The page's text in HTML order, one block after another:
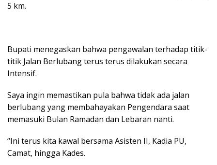
5 km.
Bupati menegaskan bahwa pengawalan terhadap titik-
titik Jalan Berlubang terus terus dilakukan secara
Intensif.
Saya ingin memastikan pula bahwa tidak ada jalan
berlubang yang membahayakan Pengendara saat
memasuki Bulan Ramadan dan Lebaran nanti.
“Ini terus kita kawal bersama Asisten II, Kadia PU,
Camat, hingga Kades.